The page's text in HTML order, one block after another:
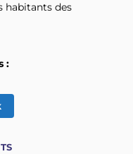
habitants des
: